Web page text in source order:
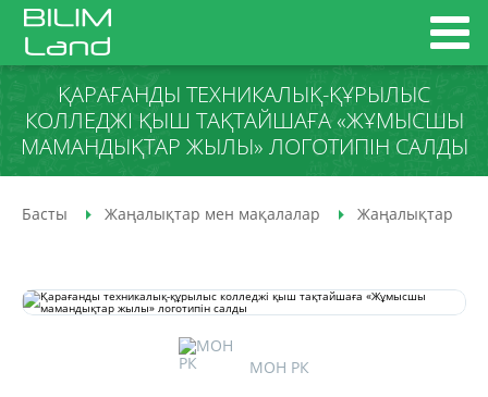
ҚАРАҒАНДЫ ТЕХНИКАЛЫҚ-ҚҰРЫЛЫС
КОЛЛЕДЖІ ҚЫШ ТАҚТАЙШАҒА «ЖҰМЫСШЫ
МАМАНДЫҚТАР ЖЫЛЫ» ЛОГОТИПІН САЛДЫ
Басты Жаңалықтар мен мақалалар Жаңалықтар
МОН РК